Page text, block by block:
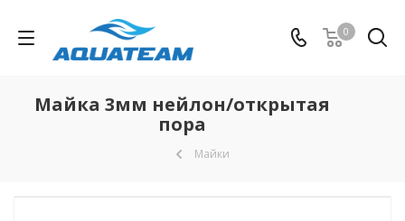
0
Майка 3мм нейлон/открытая
пора
Майки